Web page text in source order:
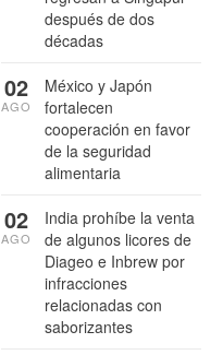
después de dos
décadas
México y Japón
fortalecen
cooperación en favor
de la seguridad
alimentaria
02
AGO
India prohíbe la venta
de algunos licores de
Diageo e Inbrew por
infracciones
relacionadas con
saborizantes
02
AGO